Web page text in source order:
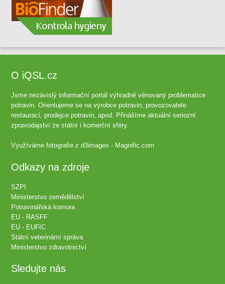
O iQSL.cz
Jsme nezávislý informační portál výhradně věnovaný problematice
potravin. Orientujeme se na výrobce potravin, provozovatele
restaurací, prodejce potravin, apod. Přinášíme aktuální seriozní
zpravodajství ze státní i komerční sféry.
Využíváme fotografie zd3images - Magnific.com
Odkazy na zdroje
SZPI
Ministerstvo zemědělství
Potravinářská komora
EU - RASFF
EU - EUFIC
Státní veterinární správa
Ministerstvo zdravotnictví
Sledujte nás